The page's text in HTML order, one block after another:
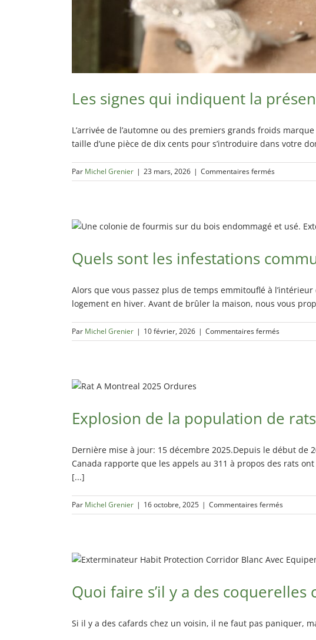
Les signes qui indiquent la
L’arrivée de l’automne ou des premiers grands froids
taille d’une pièce de dix cents pour s’introduire dans votre
Par Michel Grenier | 23 mars, 2026 | Commentaires ferméssur
Les
la
souris
votre
logement
Quels sont les infestations
Alors que vous passez plus de temps emmitouflé à
logement en hiver. Avant de brûler la maison, nous vous
Par Michel Grenier | 10 février, 2026 | Commentaires ferméssur
Quels
hiver?
Explosion de la population de
Dernière mise à jour: 15 décembre 2025.Depuis le début
Canada rapporte que les appels au 311 à propos des rats
[...]
Par Michel Grenier | 16 octobre, 2025 | Commentaires ferméssur
Explosion
de
à
Montréal
2025:
Quoi faire s’il y a des coquerelles
Si il y a des cafards chez un voisin, il ne faut pas paniquer,